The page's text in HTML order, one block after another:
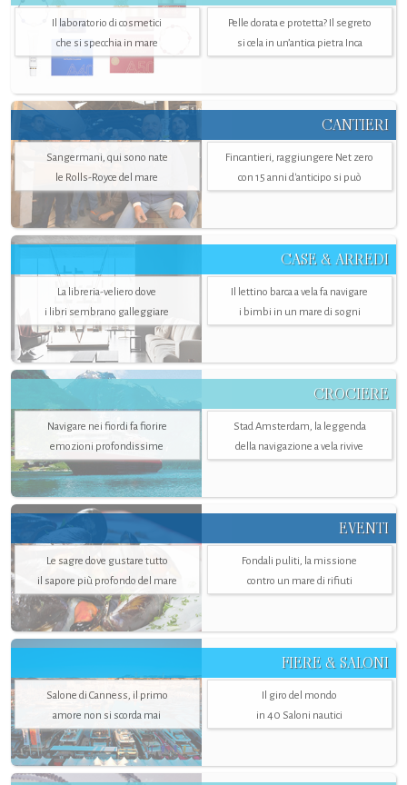
Il laboratorio di cosmetici
che si specchia in mare
Pelle dorata e protetta? Il segreto
si cela in un’antica pietra Inca
CANTIERI
Sangermani, qui sono nate
le Rolls-Royce del mare
Fincantieri, raggiungere Net zero
con 15 anni d'anticipo si può
CASE & ARREDI
La libreria-veliero dove
i libri sembrano galleggiare
Il lettino barca a vela fa navigare
i bimbi in un mare di sogni
CROCIERE
Navigare nei fiordi fa fiorire
emozioni profondissime
Stad Amsterdam, la leggenda
della navigazione a vela rivive
EVENTI
Le sagre dove gustare tutto
il sapore più profondo del mare
Fondali puliti, la missione
contro un mare di rifiuti
FIERE & SALONI
Salone di Canness, il primo
amore non si scorda mai
Il giro del mondo
in 40 Saloni nautici